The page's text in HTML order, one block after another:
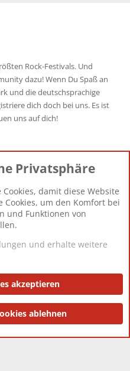
Rock-Festivals. Und
dazu! Wenn Du Spaß an
und die deutschsprachige
dich doch bei uns. Es ist
uns auf dich!
12.425
Toddster85
Impressum
2025 XenForo Ltd.
Privatsphäre
damit diese Website
um den Komfort bei
und Funktionen von
und erhalte weitere
akzeptieren
ablehnen